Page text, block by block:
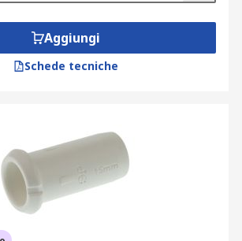
Aggiungi
Schede tecniche